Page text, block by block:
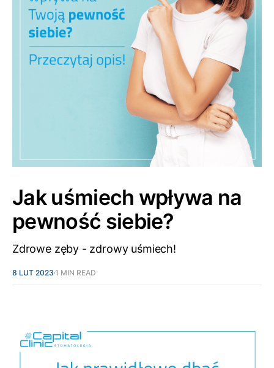
Jak uśmiech wpływa na
pewność siebie?
Zdrowe zęby - zdrowy uśmiech!
8 LUT 2023 1 MIN READ